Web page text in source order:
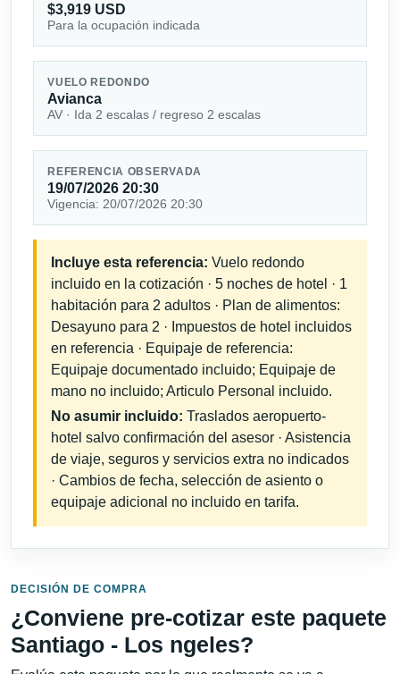
$3,919 USD
Para la ocupación indicada
VUELO REDONDO
Avianca
AV · Ida 2 escalas / regreso 2 escalas
REFERENCIA OBSERVADA
19/07/2026 20:30
Vigencia: 20/07/2026 20:30
Incluye esta referencia: Vuelo redondo
incluido en la cotización · 5 noches de hotel · 1
habitación para 2 adultos · Plan de alimentos:
Desayuno para 2 · Impuestos de hotel incluidos
en referencia · Equipaje de referencia:
Equipaje documentado incluido; Equipaje de
mano no incluido; Articulo Personal incluido.
No asumir incluido: Traslados aeropuerto-
hotel salvo confirmación del asesor · Asistencia
de viaje, seguros y servicios extra no indicados
· Cambios de fecha, selección de asiento o
equipaje adicional no incluido en tarifa.
DECISIÓN DE COMPRA
¿Conviene pre-cotizar este paquete
Santiago - Los ngeles?